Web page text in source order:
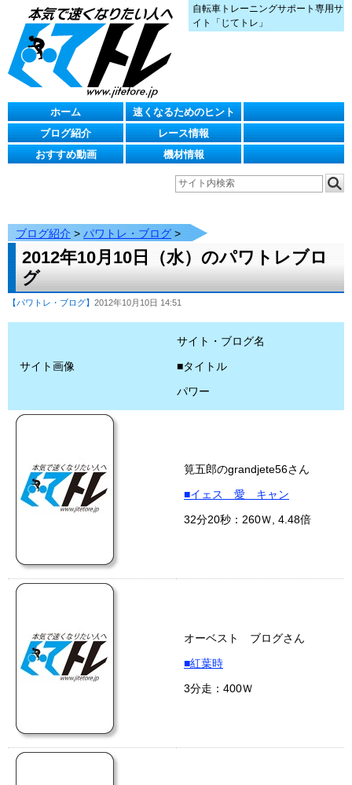
自転車トレーニングサポート専用サ
イト「じてトレ」
ホーム
速くなるためのヒント
ブログ紹介
レース情報
おすすめ動画
機材情報
ブログ紹介 > パワトレ・ブログ>
2012年10月10日（水）のパワトレブロ
グ
【パワトレ・ブログ】 2012年10月10日 14:51
サイト画像
サイト・ブログ名
■タイトル
パワー
筧五郎のgrandjete56さん
■イェス 愛 キャン
32分20秒：260Ｗ, 4.48倍
オーベスト ブログさん
■紅葉時
3分走：400Ｗ